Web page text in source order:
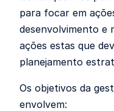
para focar em
desenvolvimento e
ações estas que
planejamento
Os objetivos da
envolvem: